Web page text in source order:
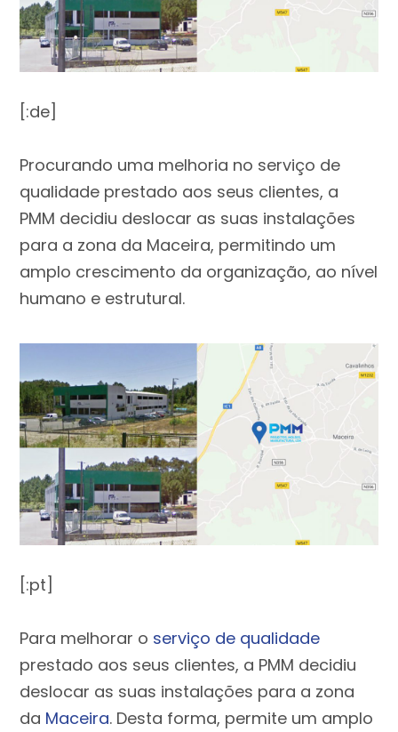
[:de]
Procurando uma melhoria no serviço de
qualidade prestado aos seus clientes, a
PMM decidiu deslocar as suas instalações
para a zona da Maceira, permitindo um
amplo crescimento da organização, ao nível
humano e estrutural.
[:pt]
Para melhorar o serviço de qualidade
prestado aos seus clientes, a PMM decidiu
deslocar as suas instalações para a zona
da Maceira. Desta forma, permite um amplo